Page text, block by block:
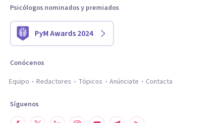
Psicólogos nominados y premiados
PyM Awards 2024
Conócenos
Equipo
Redactores Tópicos Anúnciate Contacta
Síguenos